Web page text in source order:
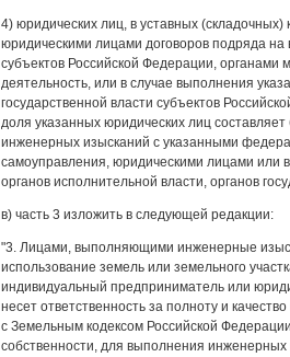
4) юридических лиц, в уставных
юридическими лицами договоров подряда
субъектов Российской Федерации, органами
деятельность, или в случае выполнения
государственной власти субъектов
доля указанных юридических лиц
инженерных изысканий с указанными
самоуправления, юридическими лицами или
органов исполнительной власти, органов
в) часть 3 изложить в следующей редакции:
"3. Лицами, выполняющими инженерные
использование земель или земельного
индивидуальный предприниматель или
несет ответственность за полноту и
с Земельным кодексом Российской
собственности, для выполнения